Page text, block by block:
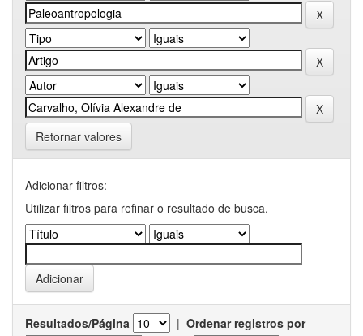
Retornar valores
Adicionar filtros:
Utilizar filtros para refinar o resultado de busca.
Resultados/Página | Ordenar registros por